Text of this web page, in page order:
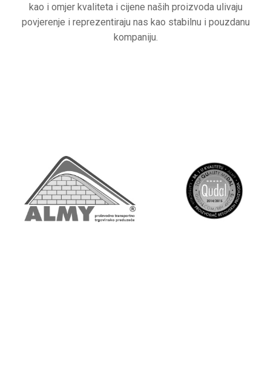
kao i omjer kvaliteta i cijene naših proizvoda ulivaju
povjerenje i reprezentiraju nas kao stabilnu i pouzdanu
kompaniju.